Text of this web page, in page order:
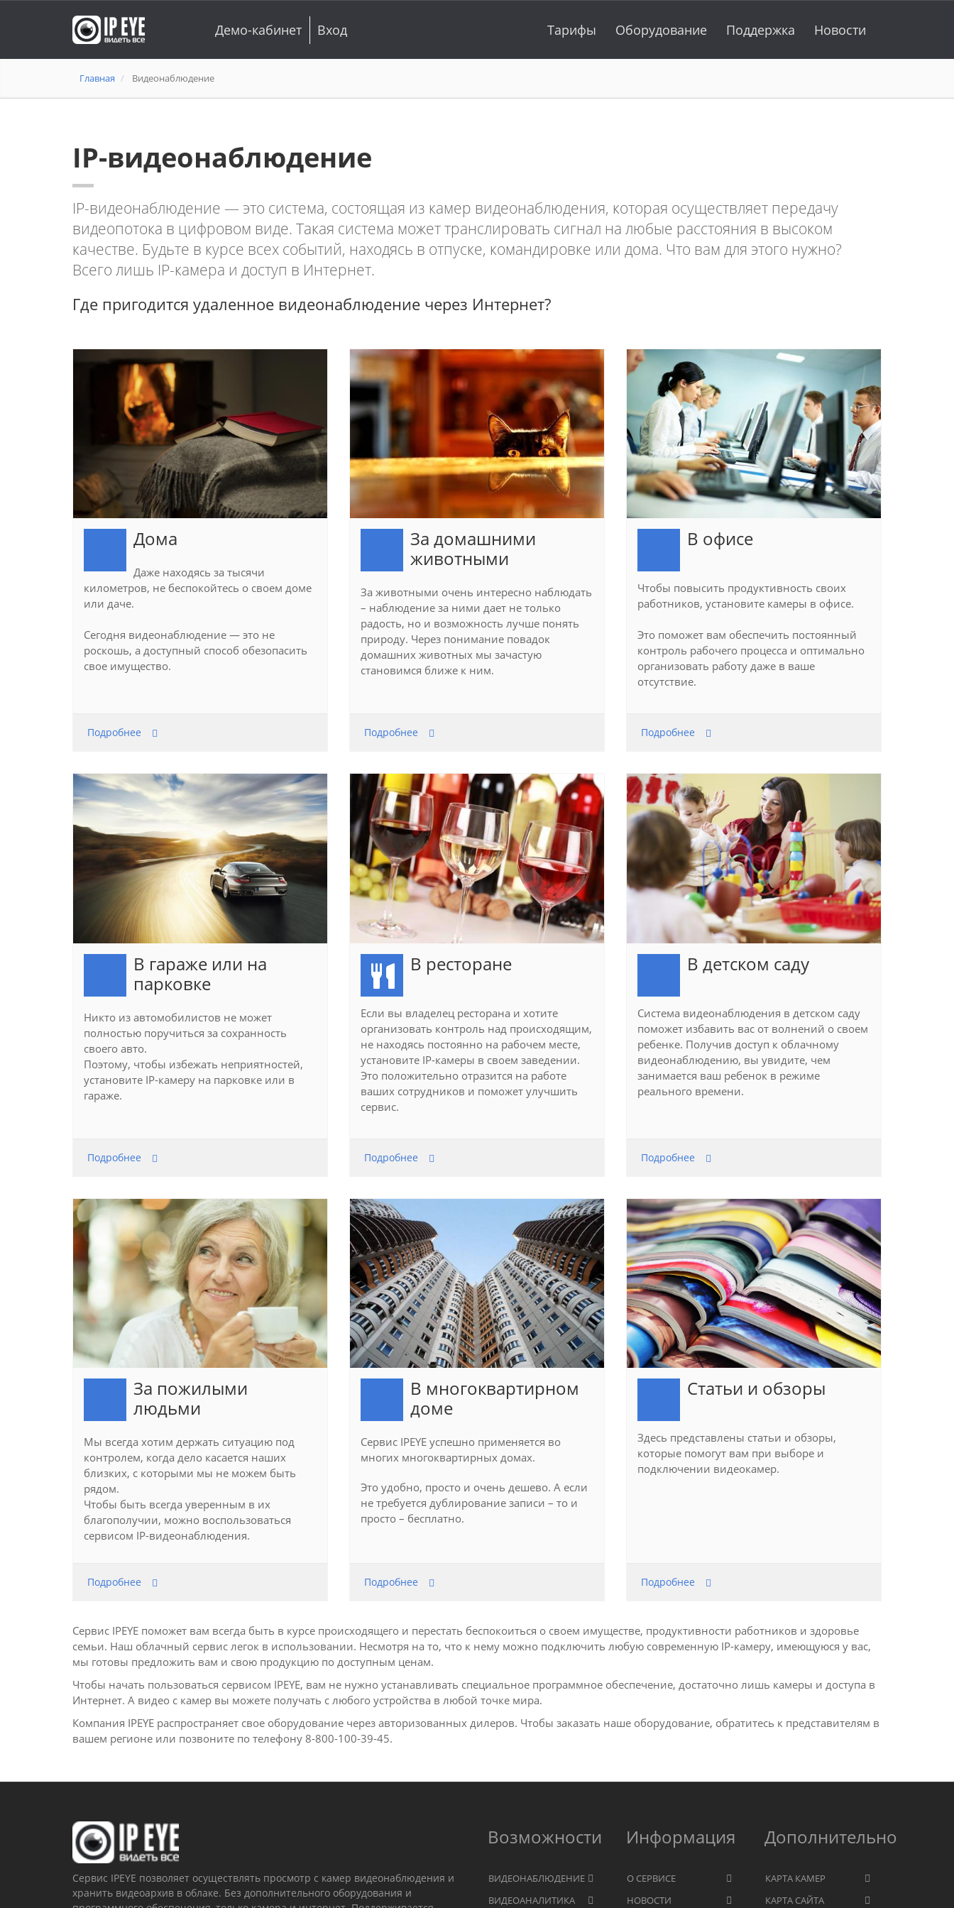
Демо-кабинет Вход Тарифы Оборудование Поддержка Новости
Главная Видеонаблюдение
IP-видеонаблюдение
IP-видеонаблюдение — это система, состоящая из камер видеонаблюдения, которая осуществляет передачу
видеопотока в цифровом виде. Такая система может транслировать сигнал на любые расстояния в высоком
качестве. Будьте в курсе всех событий, находясь в отпуске, командировке или дома. Что вам для этого нужно?
Всего лишь IP-камера и доступ в Интернет.
Где пригодится удаленное видеонаблюдение через Интернет?
Дома
Даже находясь за тысячи
километров, не беспокойтесь о своем доме
или даче.
Сегодня видеонаблюдение — это не
роскошь, а доступный способ обезопасить
свое имущество.
Подробнее
За домашними
животными
За животными очень интересно наблюдать
– наблюдение за ними дает не только
радость, но и возможность лучше понять
природу. Через понимание повадок
домашних животных мы зачастую
становимся ближе к ним.
Подробнее
В офисе
Чтобы повысить продуктивность своих
работников, установите камеры в офисе.
Это поможет вам обеспечить постоянный
контроль рабочего процесса и оптимально
организовать работу даже в ваше
отсутствие.
Подробнее
В гараже или на
парковке
Никто из автомобилистов не может
полностью поручиться за сохранность
своего авто.
Поэтому, чтобы избежать неприятностей,
установите IP-камеру на парковке или в
гараже.
Подробнее
В ресторане
Если вы владелец ресторана и хотите
организовать контроль над происходящим,
не находясь постоянно на рабочем месте,
установите IP-камеры в своем заведении.
Это положительно отразится на работе
ваших сотрудников и поможет улучшить
сервис.
Подробнее
В детском саду
Система видеонаблюдения в детском саду
поможет избавить вас от волнений о своем
ребенке. Получив доступ к облачному
видеонаблюдению, вы увидите, чем
занимается ваш ребенок в режиме
реального времени.
Подробнее
За пожилыми
людьми
Мы всегда хотим держать ситуацию под
контролем, когда дело касается наших
близких, с которыми мы не можем быть
рядом.
Чтобы быть всегда уверенным в их
благополучии, можно воспользоваться
сервисом IP-видеонаблюдения.
Подробнее
В многоквартирном
доме
Сервис IPEYE успешно применяется во
многих многоквартирных домах.
Это удобно, просто и очень дешево. А если
не требуется дублирование записи – то и
просто – бесплатно.
Подробнее
Статьи и обзоры
Здесь представлены статьи и обзоры,
которые помогут вам при выборе и
подключении видеокамер.
Подробнее
Сервис IPEYE поможет вам всегда быть в курсе происходящего и перестать беспокоиться о своем имуществе, продуктивности работников и здоровье
семьи. Наш облачный сервис легок в использовании. Несмотря на то, что к нему можно подключить любую современную IP-камеру, имеющуюся у вас,
мы готовы предложить вам и свою продукцию по доступным ценам.
Чтобы начать пользоваться сервисом IPEYE, вам не нужно устанавливать специальное программное обеспечение, достаточно лишь камеры и доступа в
Интернет. А видео с камер вы можете получать с любого устройства в любой точке мира.
Компания IPEYE распространяет свое оборудование через авторизованных дилеров. Чтобы заказать наше оборудование, обратитесь к представителям в
вашем регионе или позвоните по телефону 8-800-100-39-45.
Сервис IPEYE позволяет осуществлять просмотр с камер видеонаблюдения и
хранить видеоархив в облаке. Без дополнительного оборудования и
Возможности
ВИДЕОНАБЛЮДЕНИЕ
ВИДЕОАНАЛИТИКА
Информация
О СЕРВИСЕ
НОВОСТИ
Дополнительно
КАРТА КАМЕР
КАРТА САЙТА